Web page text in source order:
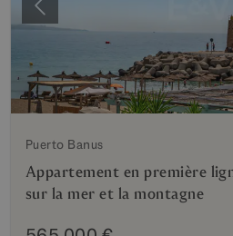
Précédent
Puerto Banus
Appartement en première
sur la mer et la montagne